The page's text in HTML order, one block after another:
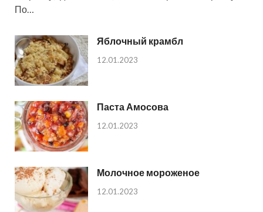
По…
Яблочный крамбл
12.01.2023
Паста Амосова
12.01.2023
Молочное мороженое
12.01.2023